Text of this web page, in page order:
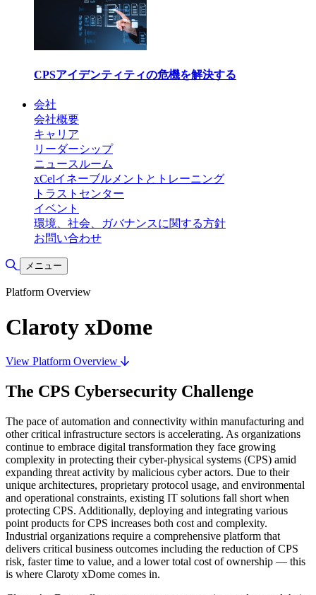
CPSアイデンティティの危機を解決する
会社
会社概要
キャリア
リーダーシップ
ニュースルーム
xCelイネーブルメントとトレーニング
トラストセンター
イベント
環境、社会、ガバナンスに関する方針
お問い合わせ
検索の切り替え
メニュー
Platform Overview
Claroty xDome
View Platform Overview
The CPS Cybersecurity Challenge
The pace of automation and connectivity within manufacturing and
other critical infrastructure sectors is accelerating. As organizations
continue to embrace digital transformation they face growing
complexity in protecting their cyber-physical systems (CPS) amid
expanding threat activity by malicious cyber actors. Due to their
unique architectures, proprietary protocol usage, and environmental
and operational constraints, existing IT solutions fall short when
protecting CPS. Additionally, deploying and integrating various
point products for CPS increases both cost and complexity.
Industrial organizations require a comprehensive platform that
delivers critical business outcomes including the reduction of CPS
risk, faster time to value, and a lower total cost of ownership — this
is where Claroty xDome comes in.